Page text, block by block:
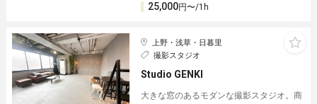
25,000円〜/1h
上野・浅草・日暮里
撮影スタジオ
Studio GENKI
大きな窓のあるモダンな撮影スタジオ。商